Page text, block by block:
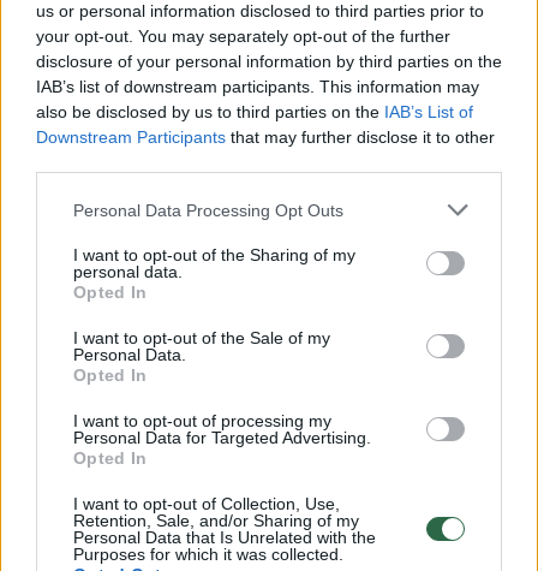
us or personal information disclosed to third parties prior to
your opt-out. You may separately opt-out of the further
disclosure of your personal information by third parties on the
IAB’s list of downstream participants. This information may
also be disclosed by us to third parties on the IAB’s List of
Downstream Participants that may further disclose it to other
Personal Data Processing Opt Outs
I want to opt-out of the Sharing of my
personal data.
Opted In
I want to opt-out of the Sale of my
Personal Data.
Opted In
I want to opt-out of processing my
Personal Data for Targeted Advertising.
Opted In
I want to opt-out of Collection, Use,
Retention, Sale, and/or Sharing of my
Personal Data that Is Unrelated with the
Purposes for which it was collected.
Žiūrimiausi įrašai
00:00:30
Vaizdai iš tragiškos avarijos Vilniaus r.: dviejų moterų ir
vaiko gyvybių išgelbėti nepavyko
00:00:57
Savaitės vidurys nusimato karštas: temperatūra kils iki
32 laipsnių šilumos
Žinios | Orai
00:15:54
V. Zalužno pasisakymą laiko bandymu įsitvirtinti
Ukrainos politikoje: jis yra neteisus
Laidos Nauja diena